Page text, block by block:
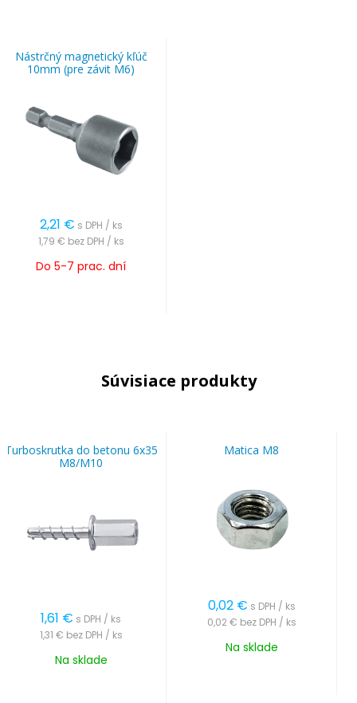
Nástrčný magnetický kľúč
10mm (pre závit M6)
2,21 € s DPH / ks
1,79 € bez DPH / ks
Do 5-7 prac. dní
Súvisiace produkty
Turboskrutka do betonu 6x35
M8/M10
1,61 € s DPH / ks
1,31 € bez DPH / ks
Na sklade
Matica M8
0,02 € s DPH / ks
0,02 € bez DPH / ks
Na sklade